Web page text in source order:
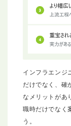
インフラエンジ
だけでなく、確
なメリットがあ
職時だけでなく
う。